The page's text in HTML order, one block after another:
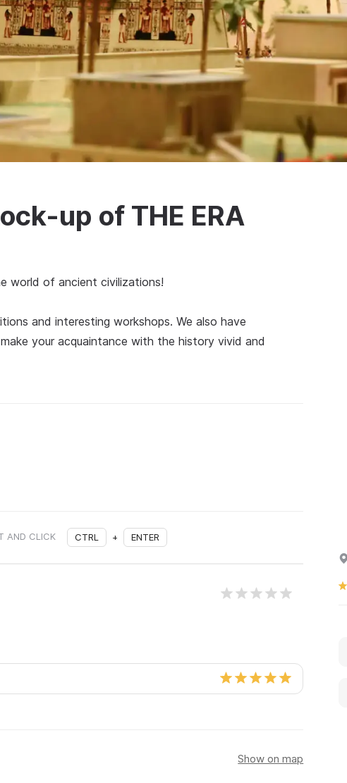
up of THE ERA
world of ancient civilizations!
and interesting workshops. We also have
your acquaintance with the history vivid and
AND CLICK CTRL + ENTER
Show on map